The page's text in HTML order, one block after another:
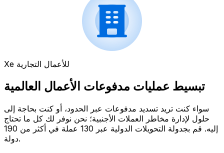
Xe للأعمال التجارية
تبسيط عمليات مدفوعات الأعمال العالمية
سواء كنت تريد تسديد مدفوعات عبر الحدود، أو كنت بحاجة إلى
حلول لإدارة مخاطر العملات الأجنبية؛ نحن نوفر لك كل ما تحتاج
إليه. قم بجدولة التحويلات الدولية عبر 130 عملة في أكثر من 190
دولة.